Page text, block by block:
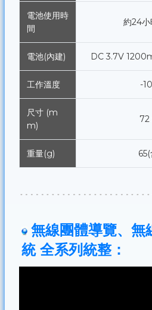
電池使用時
間
約24小
電池(內建) DC 3.7V
工作溫度 -
尺寸 (m
m)
72
重量(g)
無線團體導覽、無
統 全系列統整：